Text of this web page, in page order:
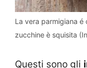
La vera parmigiana
zucchine è squisita
Questi sono gli